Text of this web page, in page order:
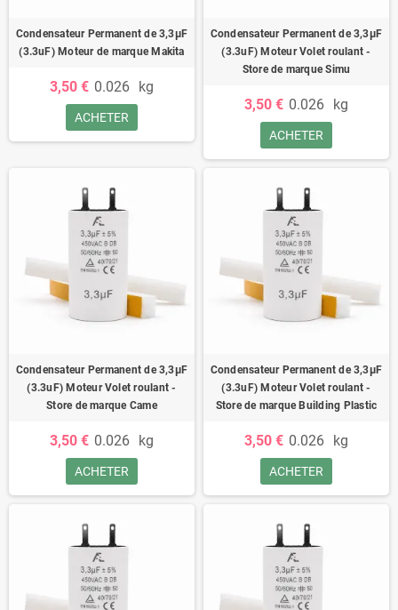
Condensateur Permanent de 3,3μF
(3.3uF) Moteur de marque Makita
3,50 € 0.026 kg
ACHETER
Condensateur Permanent de 3,3μF
(3.3uF) Moteur Volet roulant -
Store de marque Simu
3,50 € 0.026 kg
ACHETER
Condensateur Permanent de 3,3μF
(3.3uF) Moteur Volet roulant -
Store de marque Came
3,50 € 0.026 kg
ACHETER
Condensateur Permanent de 3,3μF
(3.3uF) Moteur Volet roulant -
Store de marque Building Plastic
3,50 € 0.026 kg
ACHETER